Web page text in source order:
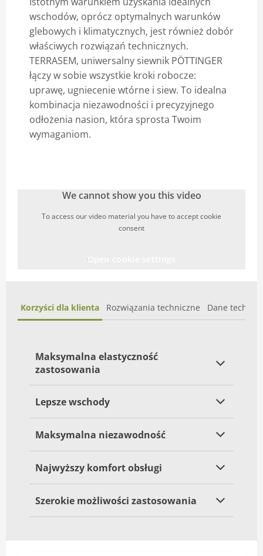
wschodów, oprócz optymalnych warunków
glebowych i klimatycznych, jest również dobór
właściwych rozwiązań technicznych.
TERRASEM, uniwersalny siewnik PÖTTINGER
łączy w sobie wszystkie kroki robocze:
uprawę, ugniecenie wtórne i siew. To idealna
kombinacja niezawodności i precyzyjnego
odłożenia nasion, która sprosta Twoim
wymaganiom.
We cannot show you this video
To access our video material you have to accept cookie
consent
Open cookie settings
Korzyści dla klienta Rozwiązania techniczne Dane
Maksymalna elastyczność
zastosowania
Lepsze wschody
Maksymalna niezawodność
Najwyższy komfort obsługi
Szerokie możliwości zastosowania
Blog